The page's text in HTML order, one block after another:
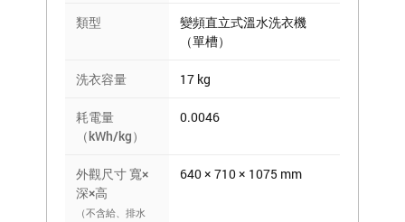
類型
變頻直立式溫水洗衣機
（單槽）
洗衣容量 17 kg
耗電量
（kWh/kg）
0.0046
外觀尺寸 寬×
深×高
（不含給、排水
640 × 710 × 1075 mm